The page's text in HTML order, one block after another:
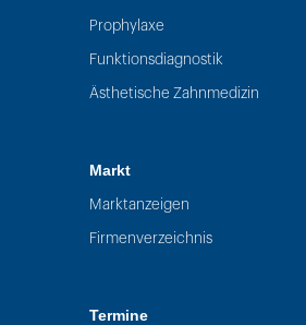
Prophylaxe
Funktionsdiagnostik
Ästhetische Zahnmedizin
Markt
Marktanzeigen
Firmenverzeichnis
Termine